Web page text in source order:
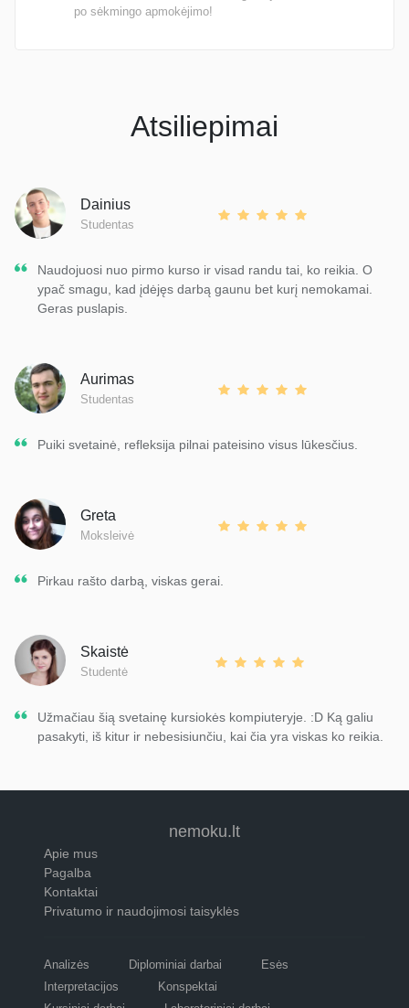
po sėkmingo apmokėjimo!
Atsiliepimai
Dainius
Studentas
Naudojuosi nuo pirmo kurso ir visad randu tai, ko reikia. O
ypač smagu, kad įdėjęs darbą gaunu bet kurį nemokamai.
Geras puslapis.
Aurimas
Studentas
Puiki svetainė, refleksija pilnai pateisino visus lūkesčius.
Greta
Moksleivė
Pirkau rašto darbą, viskas gerai.
Skaistė
Studentė
Užmačiau šią svetainę kursiokės kompiuteryje. :D Ką galiu
pasakyti, iš kitur ir nebesisiunčiu, kai čia yra viskas ko reikia.
nemoku.lt
Apie mus
Pagalba
Kontaktai
Privatumo ir naudojimosi taisyklės
Analizės Diplominiai darbai
Esės
Interpretacijos
Konspektai